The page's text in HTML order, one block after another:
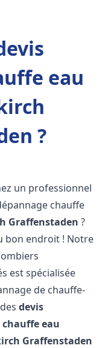
eau
?
un professionnel
chauffe
Graffenstaden ?
bon endroit ! Notre
est spécialisée
de chauffe-
devis
eau
Graffenstaden